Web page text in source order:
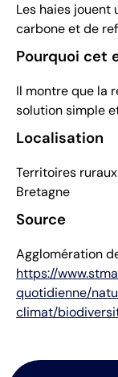
Les haies
carbone et de
Pourquoi cet
Il montre que la
solution simple
Localisation
Territoires ruraux
Bretagne
Source
Agglomération
https://
quotidienne/
climat/